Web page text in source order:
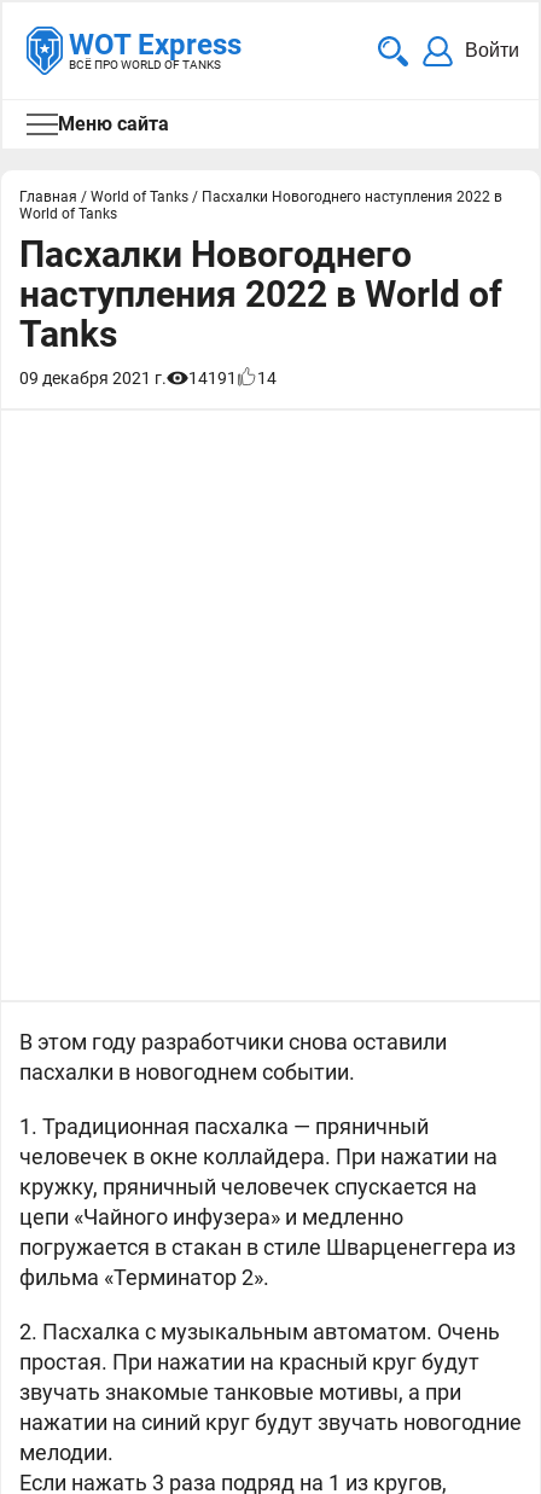
WOT Express
ВСЁ ПРО WORLD OF TANKS
Войти
Меню сайта
Главная / World of Tanks / Пасхалки Новогоднего наступления 2022 в
World of Tanks
Пасхалки Новогоднего
наступления 2022 в World of
Tanks
09 декабря 2021 г. 14191 14
В этом году разработчики снова оставили
пасхалки в новогоднем событии.
1. Традиционная пасхалка — пряничный
человечек в окне коллайдера. При нажатии на
кружку, пряничный человечек спускается на
цепи «Чайного инфузера» и медленно
погружается в стакан в стиле Шварценеггера из
фильма «Терминатор 2».
2. Пасхалка с музыкальным автоматом. Очень
простая. При нажатии на красный круг будут
звучать знакомые танковые мотивы, а при
нажатии на синий круг будут звучать новогодние
мелодии.
Если нажать 3 раза подряд на 1 из кругов,